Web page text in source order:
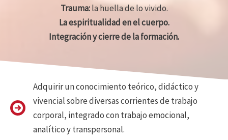
Trauma:la huella de lo vivido.
La espiritualidad en el cuerpo.
Integración y cierre de la formación.
Adquirir un conocimiento teórico, didáctico y
vivencial sobre diversas corrientes de trabajo
corporal, integrado con trabajo emocional,
analítico y transpersonal.